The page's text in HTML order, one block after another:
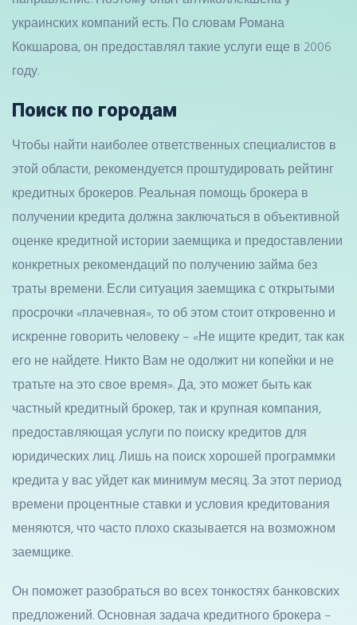
украинских компаний есть. По словам Романа
Кокшарова, он предоставлял такие услуги еще в 2006
году.
Поиск по городам
Чтобы найти наиболее ответственных специалистов в
этой области, рекомендуется проштудировать рейтинг
кредитных брокеров. Реальная помощь брокера в
получении кредита должна заключаться в объективной
оценке кредитной истории заемщика и предоставлении
конкретных рекомендаций по получению займа без
траты времени. Если ситуация заемщика с открытыми
просрочки «плачевная», то об этом стоит откровенно и
искренне говорить человеку – «Не ищите кредит, так как
его не найдете. Никто Вам не одолжит ни копейки и не
тратьте на это свое время». Да, это может быть как
частный кредитный брокер, так и крупная компания,
предоставляющая услуги по поиску кредитов для
юридических лиц. Лишь на поиск хорошей программки
кредита у вас уйдет как минимум месяц. За этот период
времени процентные ставки и условия кредитования
меняются, что часто плохо сказывается на возможном
заемщике.
Он поможет разобраться во всех тонкостях банковских
предложений. Основная задача кредитного брокера –